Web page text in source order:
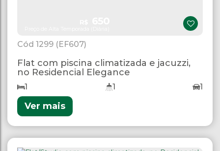
1299 (EF607)
Flat com piscina climatizada e jacuzzi,
no Residencial Elegance
1 1 1
Ver mais